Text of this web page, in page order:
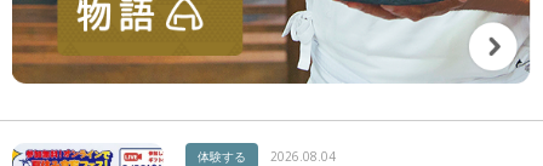
体験する 2026.08.04